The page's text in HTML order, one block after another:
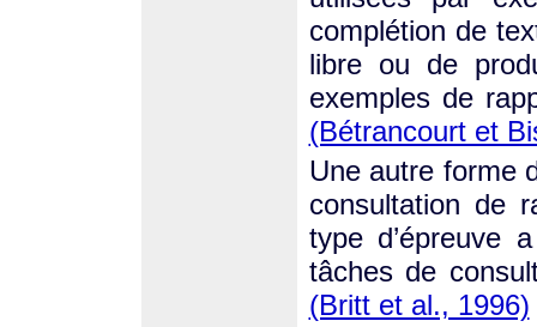
complétion de
libre ou de
exemples de
(Bétrancourt et
Une autre forme
consultation de
type d’épreuve
tâches de
(Britt et al., 1996)